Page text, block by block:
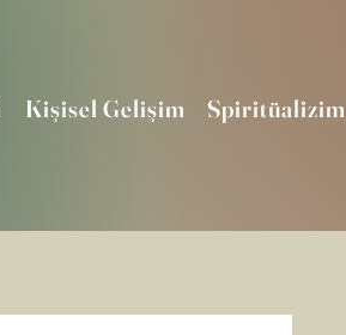
Kişisel Gelişim Spiritüalizim